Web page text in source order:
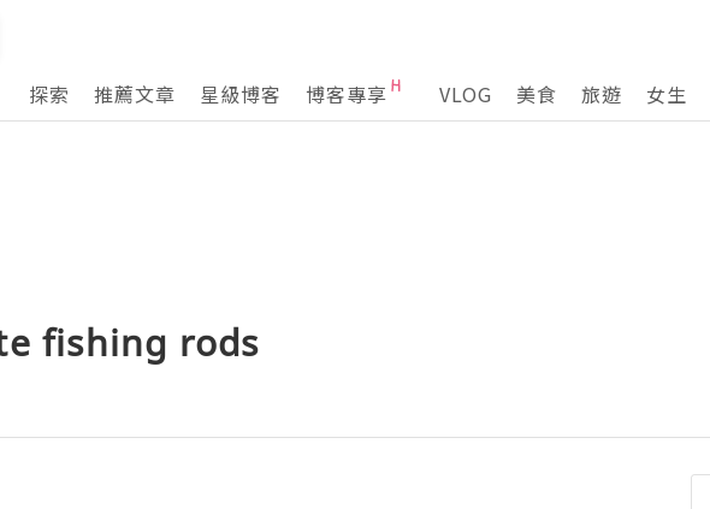
探索
推薦文章 星級博客 博客專享 VLOG 美食 旅遊 女生
fishing rods